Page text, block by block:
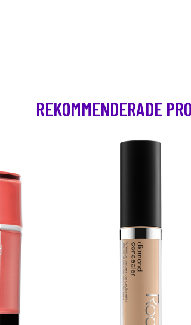
REKOMMENDERADE